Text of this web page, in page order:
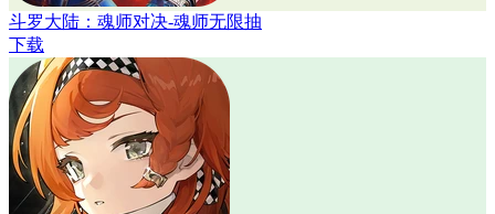
斗罗大陆：魂师对决-魂师无限抽
下载